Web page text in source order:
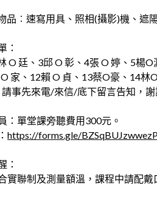
品︰速寫用具、照相(攝影)機、遮
：
O 廷、3邱 O 彰、4張 O 婷、5楊
家、12賴 O 貞、13蔡O豪、14
事先來電/來信/底下留言告知，謝
：單堂課旁聽費用300元。
https://forms.gle/
：
實聯制及測量額溫，課程中請配戴